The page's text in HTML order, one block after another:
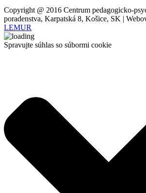
Copyright @ 2016 Centrum pedagogicko-
poradenstva, Karpatská 8, Košice, SK |
LEMUR
Spravujte súhlas so súbormi cookie